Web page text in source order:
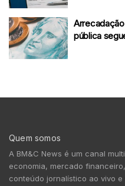
pública
Quem somos
A BM&C News é um canal
economia, mercado
conteúdo jornalístico ao vivo